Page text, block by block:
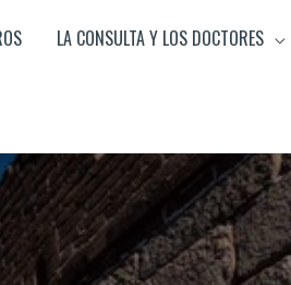
LA CONSULTA Y LOS DOCTORES